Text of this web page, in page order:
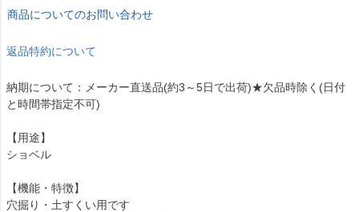
商品についてのお問い合わせ
返品特約について
納期について：メーカー直送品(約3～5日で出荷)★欠品時除く(日付
と時間帯指定不可)
【用途】
ショベル
【機能・特徴】
穴掘り・土すくい用です